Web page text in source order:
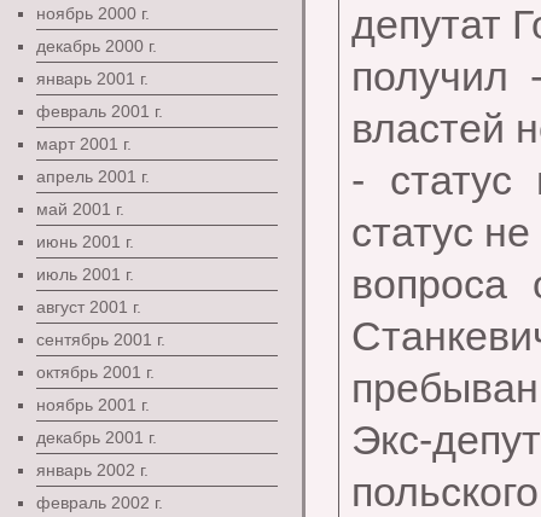
ноябрь 2000 г.
декабрь 2000 г.
январь 2001 г.
февраль 2001 г.
март 2001 г.
апрель 2001 г.
май 2001 г.
июнь 2001 г.
июль 2001 г.
август 2001 г.
сентябрь 2001 г.
октябрь 2001 г.
ноябрь 2001 г.
декабрь 2001 г.
январь 2002 г.
февраль 2002 г.
депутат
получил
властей
- статус
статус
вопроса
Экс-